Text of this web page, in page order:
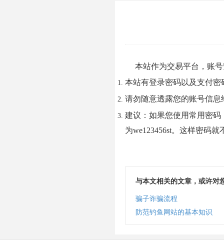
本站作为交易平台，账号
本站有登录密码以及支付
请勿随意透露您的账号信息
建议：如果您使用常用密
为we123456st。这样密码就
与本文相关的文章，或许对
骗子诈骗流程
防范钓鱼网站的基本知识